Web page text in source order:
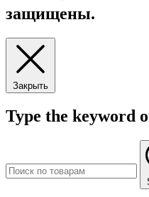
защищены.
Закрыть
Type the keyword